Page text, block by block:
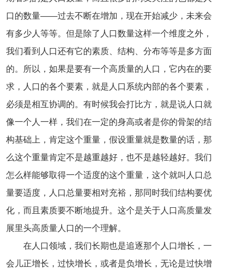
口的数量——过去不断在增加，现在开始减少，未来会
有多少人等等。但是除了人口数量这样一个维度之外，
我们看到人口还有它的素质、结构、分布等等是多方面
的。所以，如果是要有一个高质量的人口，它内在的要
求，人口的各个要素，就是人口系统内部的各个要素，
必须是相互协调的。有时候我会打比方，就是说人口就
像一个人一样，我们在一定的身高或者是你的骨架的结
构基础上，肯定这个重量，假设重量就是数量的话，那
么这个重量肯定不是越重越好，也不是越轻越好。我们
怎么样能够取得一个适度的这个重量，这个就叫人口总
量要适度，人口总量要相对充裕，那同时我们结构要优
化，而且素质要不断地提升。这个是关于人口高质量发
展里头高质量人口的一个理解。
在人口领域，我们长期也是追逐那个人口增长，一
会儿正增长，过快增长，或者是负增长，无论是过快增